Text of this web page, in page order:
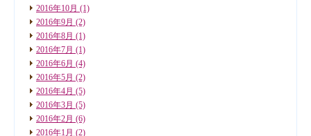
2016年10月 (1)
2016年9月 (2)
2016年8月 (1)
2016年7月 (1)
2016年6月 (4)
2016年5月 (2)
2016年4月 (5)
2016年3月 (5)
2016年2月 (6)
2016年1月 (2)